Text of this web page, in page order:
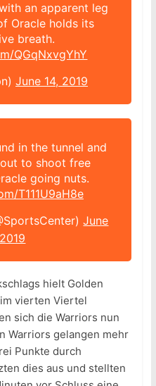
an apparent leg
Oracle holds its
breath.
QGqNxvgYhY
June 14, 2019
in the tunnel and
to shoot free
going nuts.
T111U9aH8e
June
hielt Golden
vierten Viertel
sich die Warriors nun
Warriors gelangen mehr
Punkte durch
dies aus und stellten